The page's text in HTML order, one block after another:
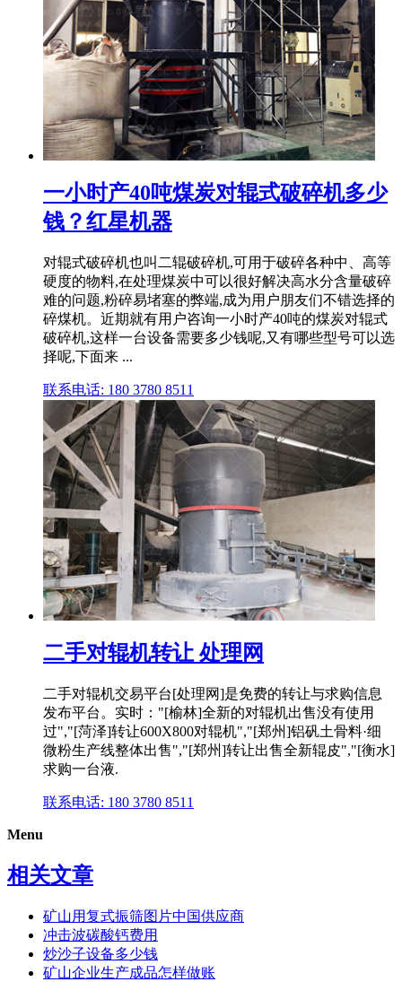
一小时产40吨煤炭对辊式破碎机多少
钱？红星机器
对辊式破碎机也叫二辊破碎机,可用于破碎各种中、高等
硬度的物料,在处理煤炭中可以很好解决高水分含量破碎
难的问题,粉碎易堵塞的弊端,成为用户朋友们不错选择的
碎煤机。近期就有用户咨询一小时产40吨的煤炭对辊式
破碎机,这样一台设备需要多少钱呢,又有哪些型号可以选
择呢,下面来 ...
联系电话: 180 3780 8511
二手对辊机转让 处理网
二手对辊机交易平台[处理网]是免费的转让与求购信息
发布平台。实时："[榆林]全新的对辊机出售没有使用
过","[菏泽]转让600X800对辊机","[郑州]铝矾土骨料·细
微粉生产线整体出售","[郑州]转让出售全新辊皮","[衡水]
求购一台液.
联系电话: 180 3780 8511
Menu
相关文章
矿山用复式振筛图片中国供应商
冲击波碳酸钙费用
炒沙子设备多少钱
矿山企业生产成品怎样做账